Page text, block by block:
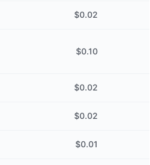
$0.02
$0.10
$0.02
$0.02
$0.01